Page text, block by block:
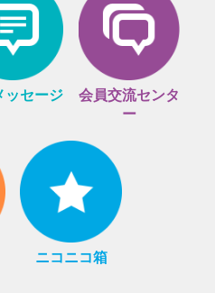
ッセージ
会員交流センタ
ー
ニコニコ箱